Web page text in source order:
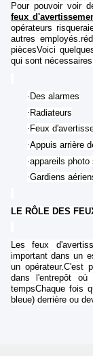
Pour pouvoir voir
feux
opérateurs
autres
piècesVoici
qui sont
· Des alarmes
·Radiateurs
· Feux
·Appuis arrière
·appareils photo
·Gardiens
LE RÔLE DES
Les feux
important dans un
un opérateur.C'est
dans l'entrepôt
tempsChaque fois
bleue) derrière ou